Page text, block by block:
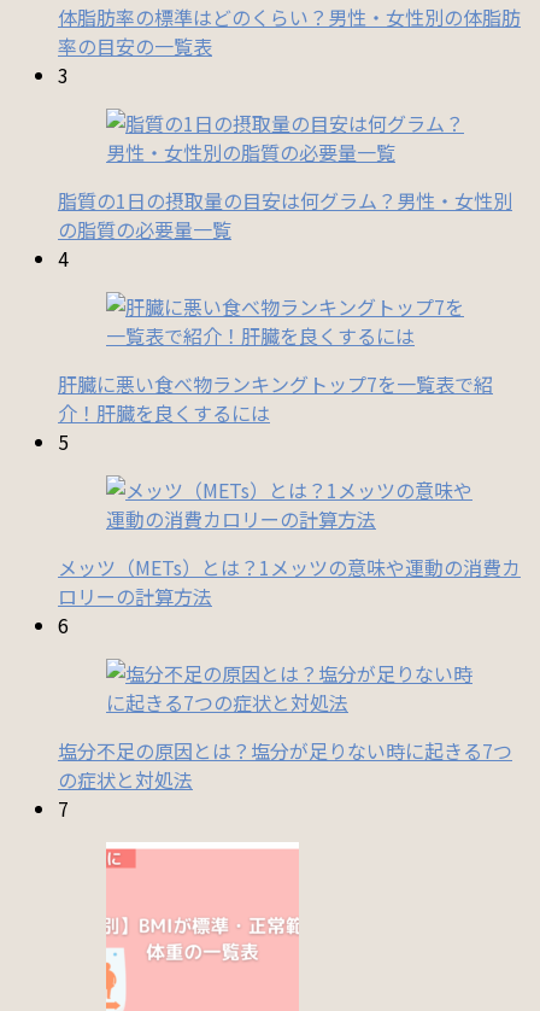
体脂肪率の標準はどのくらい？男性・女性別の体脂肪
率の目安の一覧表
3
脂質の1日の摂取量の目安は何グラム？男性・女性別
の脂質の必要量一覧
4
肝臓に悪い食べ物ランキングトップ7を一覧表で紹
介！肝臓を良くするには
5
メッツ（METs）とは？1メッツの意味や運動の消費カ
ロリーの計算方法
6
塩分不足の原因とは？塩分が足りない時に起きる7つ
の症状と対処法
7